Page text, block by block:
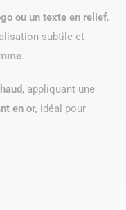
ou un texte en relief,
subtile et
.
, appliquant une
en or, idéal pour